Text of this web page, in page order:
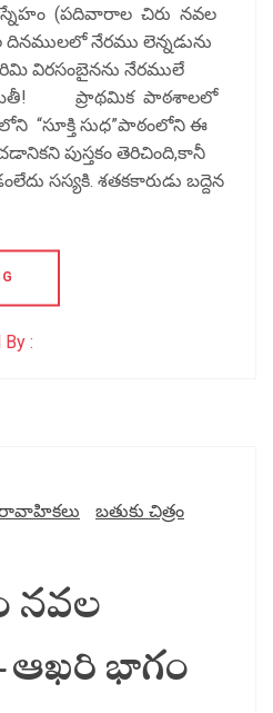
స్నేహం (పదివారాల చిరు నవల
నేరము లెన్నడును
విరసంబైనను నేరములే
ప్రాథమిక పాఠశాలలో
“సూక్తి సుధ”పాఠంలోని ఈ
పుస్తకం తెరిచింది,కానీ
సస్యకి. శతకకారుడు బద్దెన
:
బతుకు చిత్రం
నవల
ఆఖరి భాగం